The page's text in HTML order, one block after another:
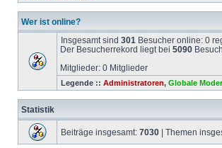
Wer ist online?
Insgesamt sind 301 Besucher online: 0
Der Besucherrekord liegt bei 5090
Mitglieder: 0 Mitglieder
Legende :: Administratoren, Globale
Statistik
Beiträge insgesamt: 7030 | Themen